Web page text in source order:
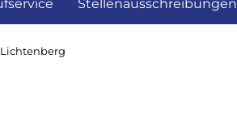
Stellenausschreibungen